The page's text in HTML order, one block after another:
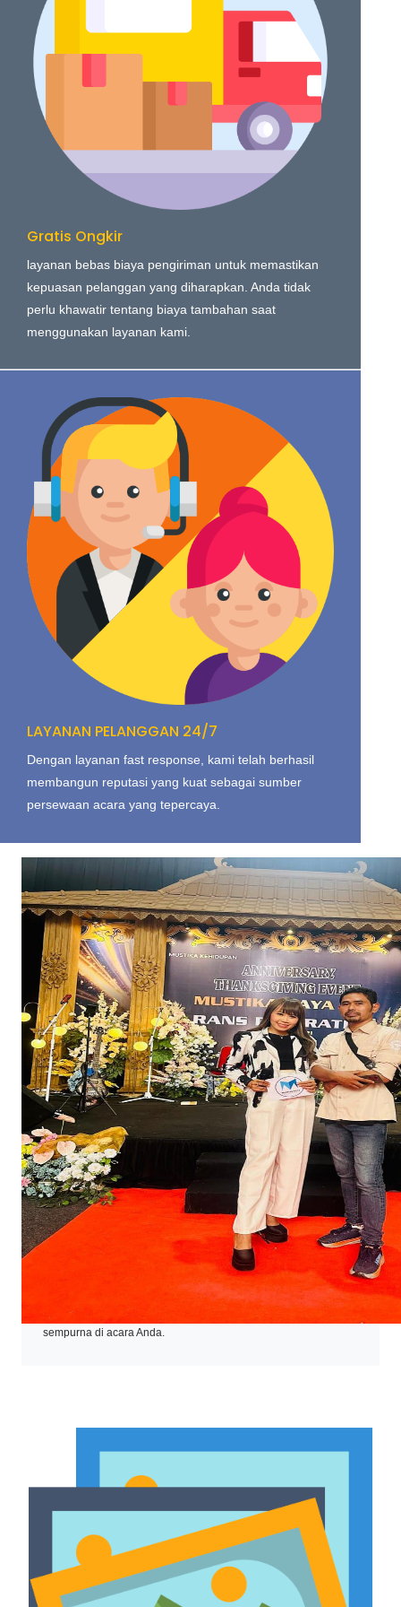
Gratis Ongkir
layanan bebas biaya pengiriman untuk memastikan
kepuasan pelanggan yang diharapkan. Anda tidak
perlu khawatir tentang biaya tambahan saat
menggunakan layanan kami.
LAYANAN PELANGGAN 24/7
Dengan layanan fast response, kami telah berhasil
membangun reputasi yang kuat sebagai sumber
persewaan acara yang tepercaya.
ABOUT US
PENYEWAAN PERALATAN
PESTA DI JAKARTA 2026
Kami, Mustika Raya, menyediakan berbagai perlengkapan
persewaan untuk memenuhi kebutuhan perayaan Anda,
termasuk kursi, meja, tenda, dan aksesorisnya. Selain itu, kami
siap menangani urusan acara, mulai dari pesta pernikahan
hingga event perusahaan. Percayakan semua kebutuhan
acara Anda kepada kami!
GALLERY PRICE LIST
Silakan Anda menelusuri website kami, yang mencantumkan
semua perlengkapan yang tersedia untuk disewa. Dengan
demikian, Anda akan menemukan beragam penawaran dan
produk berkualitas yang dapat menciptakan pengalaman
sempurna di acara Anda.